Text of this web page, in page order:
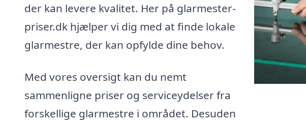
der kan levere kvalitet. Her på glarmester-
priser.dk hjælper vi dig med at finde lokale
glarmestre, der kan opfylde dine behov.
Med vores oversigt kan du nemt
sammenligne priser og serviceydelser fra
forskellige glarmestre i området. Desuden